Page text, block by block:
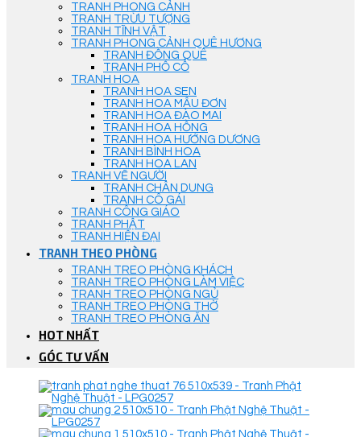
TRANH PHONG CẢNH
TRANH TRỪU TƯỢNG
TRANH TĨNH VẬT
TRANH PHONG CẢNH QUÊ HƯƠNG
TRANH ĐỒNG QUÊ
TRANH PHỐ CỔ
TRANH HOA
TRANH HOA SEN
TRANH HOA MẪU ĐƠN
TRANH HOA ĐÀO MAI
TRANH HOA HỒNG
TRANH HOA HƯỚNG DƯƠNG
TRANH BÌNH HOA
TRANH HOA LAN
TRANH VẼ NGƯỜI
TRANH CHÂN DUNG
TRANH CÔ GÁI
TRANH CÔNG GIÁO
TRANH PHẬT
TRANH HIỆN ĐẠI
TRANH THEO PHÒNG
TRANH TREO PHÒNG KHÁCH
TRANH TREO PHÒNG LÀM VIỆC
TRANH TREO PHÒNG NGỦ
TRANH TREO PHÒNG THỜ
TRANH TREO PHÒNG ĂN
HOT NHẤT
GÓC TƯ VẤN